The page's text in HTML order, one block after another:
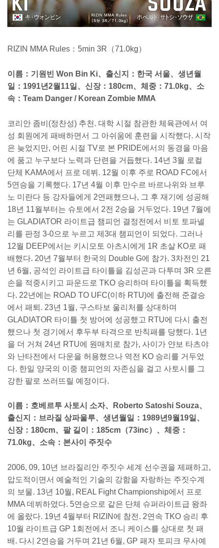
RIZIN MMA Rules：5min 3R（71.0kg）
이름：기원빈 Won Bin Ki、출신지：한국 서울、생년월
일：1991년2월11일、신장：180cm、체중：71.0kg、소
속：Team Danger / Korean Zombie MMA
코리안 좀비(정찬성) 추천. 대학 시절 참관한 체육관에서 여
성 회원에게 패배하면서 그 아쉬움에 훈련을 시작했다. 시작
은 늦었지만, 어린 시절 TV로 본 PRIDE에서의 동경을 마음
에 품고 누구보다 노력과 단련을 거듭했다. 14년 3월 로컬
단체 KAMA에서 프로 데뷔. 12월 이후 주로 ROAD FC에서
5연승을 기록했다. 17년 4월 이후 만수르 바르나위와 브루
노 미란다 등 강자들에게 2연패했으나, 그 후 재기에 성공해
18년 11월부터는 슈토에서 2전 2승을 거두었다. 19년 7월에
는 GLADIATOR 라이트급 챔피언 결정전에서 비토 토파넬
리를 판정 3-0으로 누르고 제3대 챔피언이 되었다. 그러나
12월 DEEP에서는 키시모토 아츠시에게 1R 초살 KO로 패
배했다. 20년 7월부터 한국의 Double G에 참가. 3차전인 21
년 6월, 공석인 라이트급 타이틀을 김성곤과 다투며 3R 오른
손을 적중시키고 파운드로 TKO 승리하며 타이틀을 획득했
다. 22년에는 ROAD TO UFC(이하 RTU)에 출전해 준결승
에서 패퇴. 23년 1월, 구스타보 울리처를 상대하며
GLADIATOR 타이틀 첫 방어에 성공했고 RTU에 다시 출전
했으나 첫 경기에서 후두부 타격으로 반칙패를 당했다. 1년
을 더 거쳐 24년 RTU에 원매치로 참가, 사이가 얀보 타츠야
와 난타전에서 다운을 허용했으나 역전 KO 승리를 거두었
다. 한일 양국의 이중 챔피언의 자존심을 걸고 사토시를 그
강한 팔로 쓰러뜨릴 예정이다.
이름：호베르투 사토시 소자、Roberto Satoshi Souza、
출신지：브라질 상파울루、생년월일：1989년9월19일、
신장：180cm、팔 길이：185cm（73inc）、체중：
71.0kg、소속：본사이 주짓수
2006, 09, 10년 브라질리안 주짓수 세계 선수권을 제패하고,
압도적이면서 예술적인 기술의 강함을 자랑하는 주짓수계
의 보물. 13년 10월, REAL Fight Championship에서 프로
MMA 데뷔하였다. 5연승으로 같은 단체 슈퍼라이트급 왕좌
에 올랐다. 19년 4월부터 RIZIN에 참전. 2연속 TKO 승리 후
10월 라이트급 GP 1회전에서 조니 케이스를 상대로 첫 패
배. 다시 2연승을 거두며 21년 6월, GP 패자 토피크 무사예